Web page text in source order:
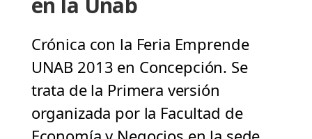
Crónica con la Feria Emprende
UNAB 2013 en Concepción. Se
trata de la Primera versión
organizada por la Facultad de